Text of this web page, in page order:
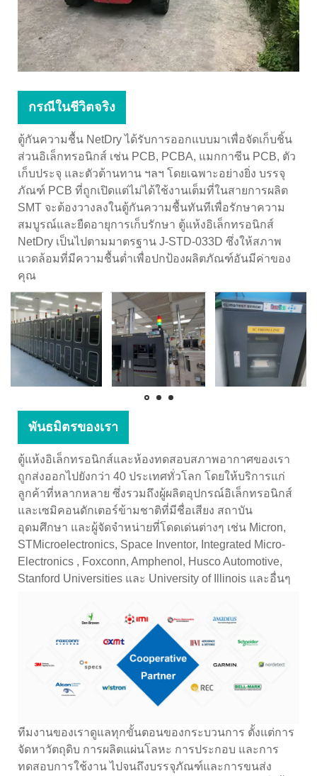
กรณีในชีวิตจริง
ตู้กันความชื้น NetDry ได้รับการออกแบบมาเพื่อจัดเก็บชิ้น
ส่วนอิเล็กทรอนิกส์ เช่น PCB, PCBA, แมกกาซีน PCB, ตัว
เก็บประจุ และตัวต้านทาน ฯลฯ โดยเฉพาะอย่างยิ่ง บรรจุ
ภัณฑ์ PCB ที่ถูกเปิดแต่ไม่ได้ใช้งานเต็มที่ในสายการผลิต
SMT จะต้องวางลงในตู้กันความชื้นทันทีเพื่อรักษาความ
สมบูรณ์และยืดอายุการเก็บรักษา ตู้แห้งอิเล็กทรอนิกส์
NetDry เป็นไปตามมาตรฐาน J-STD-033D ซึ่งให้สภาพ
แวดล้อมที่มีความชื้นต่ำเพื่อปกป้องผลิตภัณฑ์อันมีค่าของ
คุณ
พันธมิตรของเรา
ตู้แห้งอิเล็กทรอนิกส์และห้องทดสอบสภาพอากาศของเรา
ถูกส่งออกไปยังกว่า 40 ประเทศทั่วโลก โดยให้บริการแก่
ลูกค้าที่หลากหลาย ซึ่งรวมถึงผู้ผลิตอุปกรณ์อิเล็กทรอนิกส์
และเซมิคอนดักเตอร์ข้ามชาติที่มีชื่อเสียง สถาบัน
อุดมศึกษา และผู้จัดจำหน่ายที่โดดเด่นต่างๆ เช่น Micron,
STMicroelectronics, Space Inventor, Integrated Micro-
Electronics , Foxconn, Amphenol, Husco Automotive,
Stanford Universities และ University of Illinois และอื่นๆ
ทีมงานของเราดูแลทุกขั้นตอนของกระบวนการ ตั้งแต่การ
จัดหาวัตถุดิบ การผลิตแผ่นโลหะ การประกอบ และการ
ทดสอบการใช้งาน ไปจนถึงบรรจุภัณฑ์และการขนส่ง